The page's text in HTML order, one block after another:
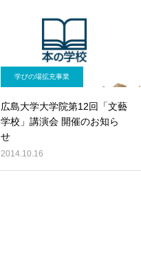
学びの場拡充事業
広島大学大学院第12回「文藝
学校」講演会 開催のお知ら
せ
2014.10.16